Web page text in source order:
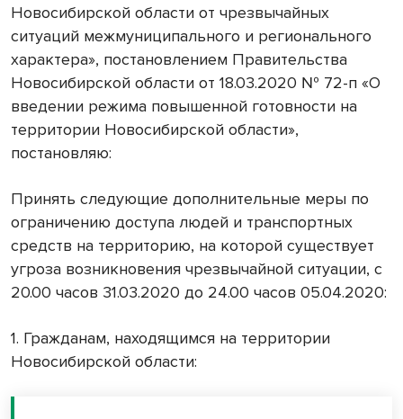
Новосибирской области от чрезвычайных
ситуаций межмуниципального и регионального
характера», постановлением Правительства
Новосибирской области от 18.03.2020 № 72-п «О
введении режима повышенной готовности на
территории Новосибирской области»,
постановляю:
Принять следующие дополнительные меры по
ограничению доступа людей и транспортных
средств на территорию, на которой существует
угроза возникновения чрезвычайной ситуации, с
20.00 часов 31.03.2020 до 24.00 часов 05.04.2020:
1. Гражданам, находящимся на территории
Новосибирской области: